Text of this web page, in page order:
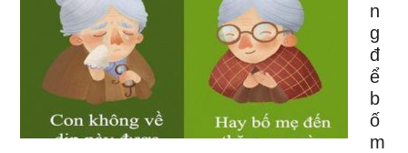
n
g
đ
ể
b
ố
m